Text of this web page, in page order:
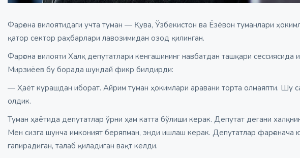
Фарғона вилоятидаги учта туман — Қува, Ўзбекистон ва Ёзёвон туманлари
қатор сектор раҳбарлари лавозимидан озод қилинган.
Фарғона вилояти Халқ депутатлари кенгашининг навбатдан ташқари
Мирзиёев бу борада шундай фикр билдирди:
— Ҳаёт курашдан иборат. Айрим туман ҳокимлари аравани торта олмаяпти. Шу
олдик.
Туман ҳаётида депутатлар ўрни ҳам катта бўлиши керак. Депутат дегани
Мен сизга шунча имконият беряпман, энди ишлаш керак. Депутатлар
гапирадиган, талаб қиладиган вақт келди.